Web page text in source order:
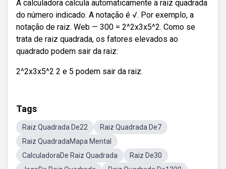
A calculadora calcula automaticamente a raiz quadrada
do número indicado. A notação é √. Por exemplo, a
notação de raiz. Web — 300 = 2^2x3x5^2. Como se
trata de raiz quadrada, os fatores elevados ao
quadrado podem sair da raiz:
2^2x3x5^2 2 e 5 podem sair da raiz.
Tags
Raiz Quadrada De22
Raiz Quadrada De7
Raiz QuadradaMapa Mental
CalculadoraDe Raiz Quadrada
Raiz De30